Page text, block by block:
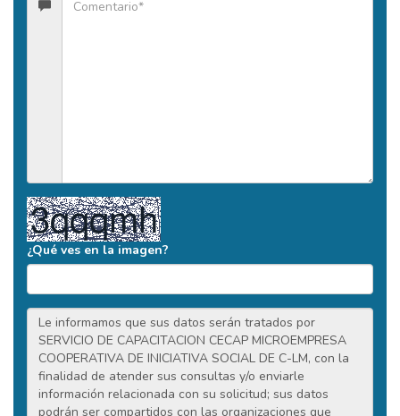
¿Qué ves en la imagen?